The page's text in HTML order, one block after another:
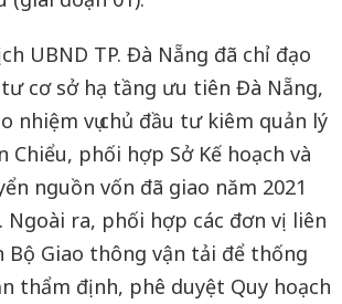
UBND TP. Đà Nẵng đã chỉ đạo
tư cơ sở hạ tầng ưu tiên Đà Nẵng,
nhiệm vụ chủ đầu tư kiêm quản lý
Chiểu, phối hợp Sở Kế hoạch và
nguồn vốn đã giao năm 2021
Ngoài ra, phối hợp các đơn vị liên
Bộ Giao thông vận tải để thống
thẩm định, phê duyệt Quy hoạch